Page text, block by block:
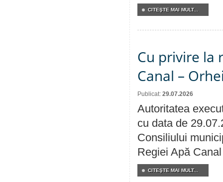
CITEŞTE MAI MULT...
Cu privire la
Canal –
Publicat: 29.07.2026
Autoritatea
cu data de
Consiliului
Regiei Apă
CITEŞTE MAI MULT...